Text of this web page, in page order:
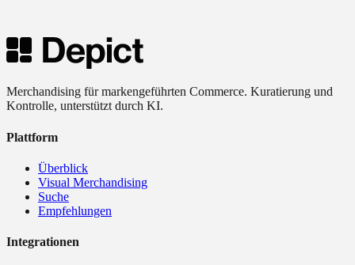
Merchandising für markengeführten Commerce. Kuratierung und
Kontrolle, unterstützt durch KI.
Plattform
Überblick
Visual Merchandising
Suche
Empfehlungen
Integrationen